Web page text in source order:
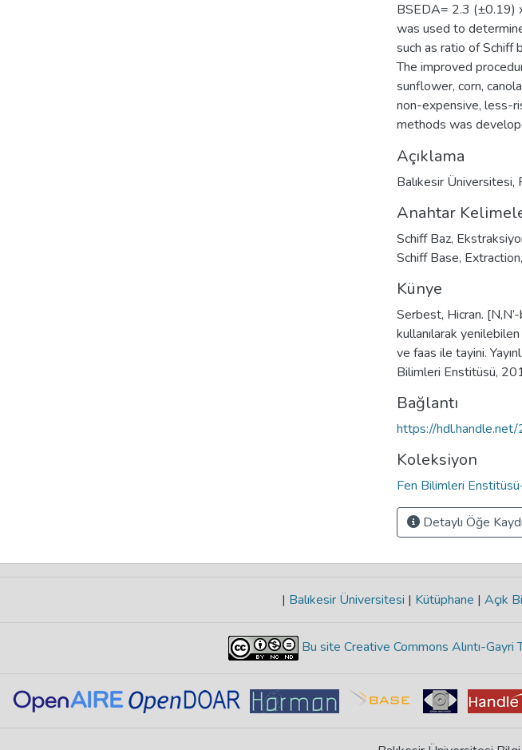
BSEDA= 2.3 (±0.19)
was used to
such as ratio of Schiff
The improved
sunflower, corn,
non-expensive, less-
methods was
Açıklama
Balıkesir Üniversitesi,
Anahtar
Schiff Baz,
Schiff Base, Extraction,
Künye
Serbest, Hicran.
kullanılarak
ve faas ile tayini.
Bilimleri Enstitüsü,
Bağlantı
https://
Koleksiyon
Fen Bilimleri
Detaylı Öğe Kaydı
| Balıkesir Üniversitesi | Kütüphane | Açık
Bu site Creative Commons Alıntı-Gayri